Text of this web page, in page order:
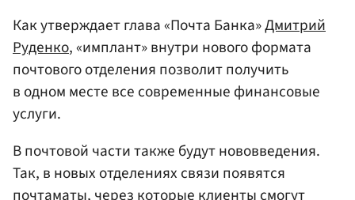
Как утверждает глава «Почта Банка»Дмитрий
Руденко, «имплант» внутри нового формата
почтового отделения позволит получить
в одном месте все современные финансовые
услуги.
В почтовой части также будут нововведения.
Так, в новых отделениях связи появятся
почтаматы, через которые клиенты смогут